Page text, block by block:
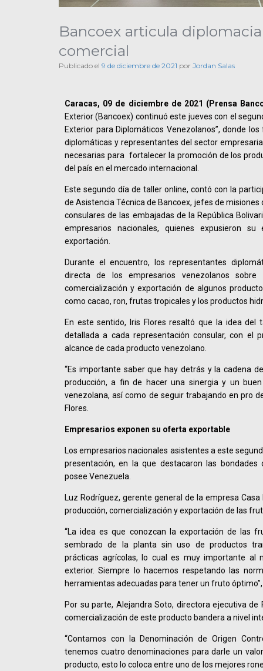
Bancoex articula
comercial
Publicado el 9 de diciembre de 2021 por Jordan Salas
Caracas, 09 de diciembre de 2021 (Prensa
Exterior (Bancoex) continuó este jueves con el
Exterior para Diplomáticos Venezolanos”, donde
diplomáticas y representantes del sector
necesarias para fortalecer la promoción de los
del país en el mercado internacional.
Este segundo día de taller online, contó con la
de Asistencia Técnica de Bancoex, jefes de
consulares de las embajadas de la República
empresarios nacionales, quienes expusieron
exportación.
Durante el encuentro, los representantes
directa de los empresarios venezolanos sobre
comercialización y exportación de algunos
como cacao, ron, frutas tropicales y los productos
En este sentido, Iris Flores resaltó que la idea del
detallada a cada representación consular, con el
alcance de cada producto venezolano.
“Es importante saber que hay detrás y la cadena
producción, a fin de hacer una sinergia y un
venezolana, así como de seguir trabajando en pro
Flores.
Empresarios exponen su oferta exportable
Los empresarios nacionales asistentes a este
presentación, en la que destacaron las
posee Venezuela.
Luz Rodríguez, gerente general de la empresa
producción, comercialización y exportación de las
“La idea es que conozcan la exportación de las
sembrado de la planta sin uso de productos
prácticas agrícolas, lo cual es muy importante al
exterior. Siempre lo hacemos respetando las
herramientas adecuadas para tener un fruto
Por su parte, Alejandra Soto, directora ejecutiva de
comercialización de este producto bandera a nivel
“Contamos con la Denominación de Origen
tenemos cuatro denominaciones para darle un
producto, esto lo coloca entre uno de los mejores